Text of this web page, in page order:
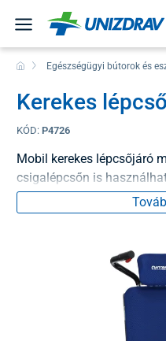
Egészségügyi bútorok és
Kerekes
KÓD: P4726
Mobil kerekes lépcsőjáró
csigalépcsőn is